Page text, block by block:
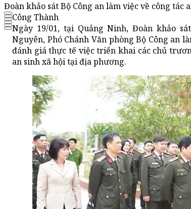
Đoàn khảo sát Bộ Công an làm việc về công tác
Công Thành
Ngày 19/01, tại Quảng Ninh, Đoàn khảo
Nguyên, Phó Chánh Văn phòng Bộ Công an
đánh giá thực tế việc triển khai các chủ
an sinh xã hội tại địa phương.